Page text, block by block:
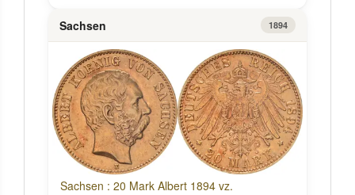
Sachsen 1894
Sachsen : 20 Mark Albert 1894 vz.